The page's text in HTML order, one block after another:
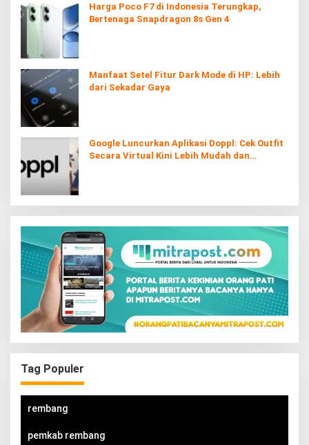
Harga Poco F7 di Indonesia Terungkap,
Bertenaga Snapdragon 8s Gen 4
Manfaat Setel Fitur Dark Mode di HP: Lebih
dari Sekadar Gaya
Google Luncurkan Aplikasi Doppl: Cek Outfit
Secara Virtual Kini Lebih Mudah dan
Tag Populer
rembang
pemkab rembang